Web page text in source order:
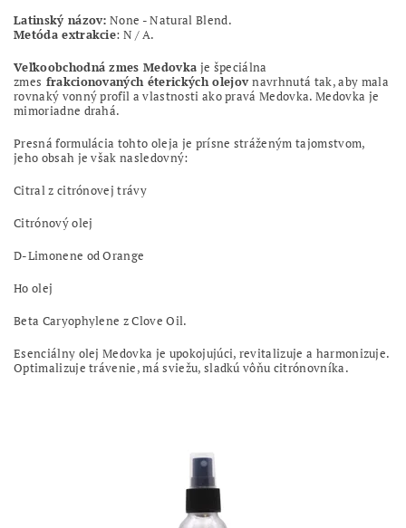
Latinský názov: None - Natural Blend.
Metóda extrakcie: N / A.
Veľkoobchodná zmes Medovka je špeciálna
zmes frakcionovaných éterických olejovnavrhnutá tak, aby mala
rovnaký vonný profil a vlastnosti ako pravá Medovka. Medovka je
mimoriadne drahá.
Presná formulácia tohto oleja je prísne stráženým tajomstvom,
jeho obsah je však nasledovný:
Citral z citrónovej trávy
Citrónový olej
D-Limonene od Orange
Ho olej
Beta Caryophylene z Clove Oil.
Esenciálny olej Medovka je upokojujúci, revitalizuje a harmonizuje.
Optimalizuje trávenie, má sviežu, sladkú vôňu citrónovníka.